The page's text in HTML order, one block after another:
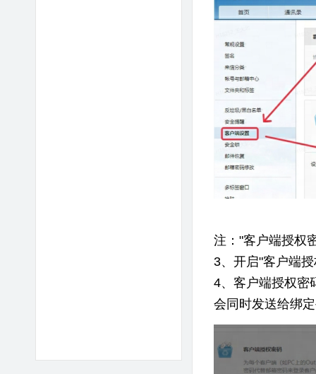
注："客户端授权
3、开启"客户端
4、客户端授权密
会同时发送给绑